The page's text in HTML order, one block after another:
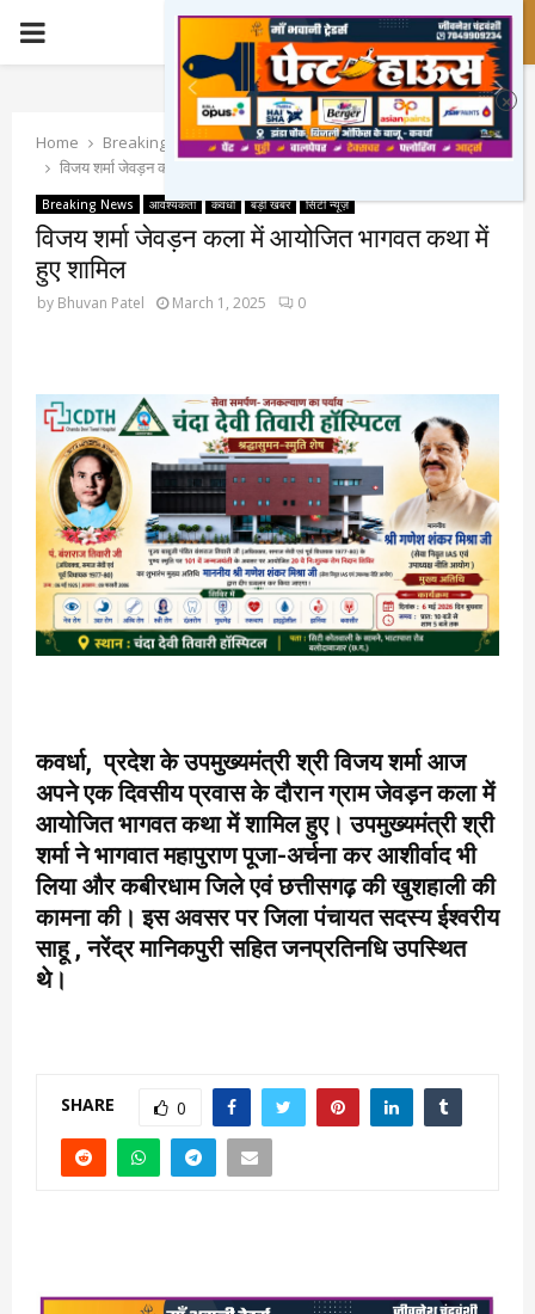
PRIMARY
Home
Breaking News
विजय शर्मा जेवड़न कला में आयोजित भागवत कथा में हुए शामिल
Breaking News आवश्यकता कवर्धा बड़ी खबर सिटी न्यूज़
विजय शर्मा जेवड़न कला में आयोजित भागवत कथा में
हुए शामिल
by Bhuvan Patel March 1, 2025 0
कवर्धा, प्रदेश के उपमुख्यमंत्री श्री विजय शर्मा आज
अपने एक दिवसीय प्रवास के दौरान ग्राम जेवड़न कला में
आयोजित भागवत कथा में शामिल हुए। उपमुख्यमंत्री श्री
शर्मा ने भागवात महापुराण पूजा-अर्चना कर आशीर्वाद भी
लिया और कबीरधाम जिले एवं छत्तीसगढ़ की खुशहाली की
कामना की। इस अवसर पर जिला पंचायत सदस्य ईश्वरीय
साहू , नरेंद्र मानिकपुरी सहित जनप्रतिनधि उपस्थित
थे।
SHARE 0